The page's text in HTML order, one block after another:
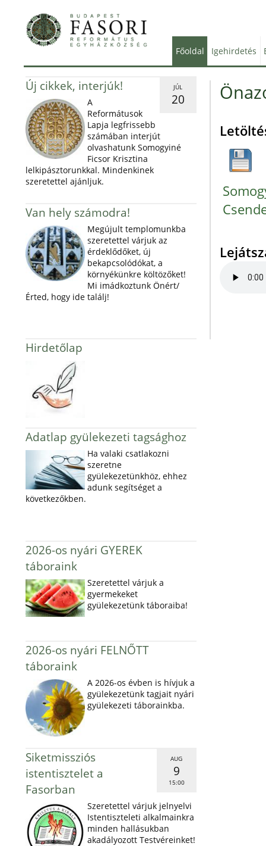
Főoldal Igehirdetés
JÚL
20
Új cikkek, interjúk!
A
Reformátusok
Lapja legfrissebb
számában interjút
olvashatunk Somogyiné
Ficsor Krisztina
lelkipásztorunkkal. Mindenkinek
szeretettel ajánljuk.
Van hely számodra!
Megújult templomunkba
szeretettel várjuk az
érdeklődőket, új
bekapcsolódókat, a
környékünkre költözőket!
Mi imádkoztunk Önért/
Érted, hogy ide találj!
Hirdetőlap
Adatlap gyülekezeti tagsághoz
Ha valaki csatlakozni
szeretne
gyülekezetünkhöz, ehhez
adunk segítséget a
következőkben.
2026-os nyári GYEREK
táboraink
Szeretettel várjuk a
gyermekeket
gyülekezetünk táboraiba!
2026-os nyári FELNŐTT
táboraink
A 2026-os évben is hívjuk a
gyülekezetünk tagjait nyári
gyülekezeti táborainkba.
AUG
9
15:00
Siketmissziós
istentisztelet a
Fasorban
Szeretettel várjuk jelnyelvi
Istentiszteleti alkalmainkra
minden hallásukban
akadályozott Testvéreinket!